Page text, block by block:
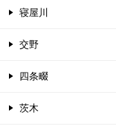
寝屋川
交野
四条畷
茨木